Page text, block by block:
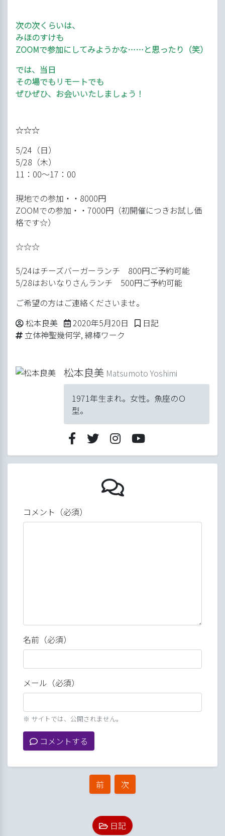
次の次くらいは、
みほのすけも
ZOOMで参加にしてみようかな……と思ったり（笑）
では、当日
その場でもリモートでも
ぜひぜひ、お会いいたしましょう！
☆☆☆
5/24（日）
5/28（木）
11：00～17：00
現地での参加・・8000円
ZOOMでの参加・・7000円（初開催につきお試し価
格です☆）
☆☆☆
5/24はチーズバーガーランチ 800円ご予約可能
5/28はおいなりさんランチ 500円ご予約可能
ご希望の方はご連絡くださいませ。
Posted by
松本良美 2020年5月20日 2020年5月20日
Posted in
日記
Tags:
立体神聖幾何学, 綿棒ワーク
松本良美 Matsumoto Yoshimi
1971年生まれ。女性。魚座のＯ
型。
5月の綿棒
コメント（必須）
名前（必須）
メール（必須）
※ サイトでは、公開されません。
コメントする
前 次
日記